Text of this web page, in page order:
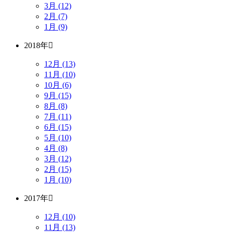
3月 (12)
2月 (7)
1月 (9)
2018年
12月 (13)
11月 (10)
10月 (6)
9月 (15)
8月 (8)
7月 (11)
6月 (15)
5月 (10)
4月 (8)
3月 (12)
2月 (15)
1月 (10)
2017年
12月 (10)
11月 (13)